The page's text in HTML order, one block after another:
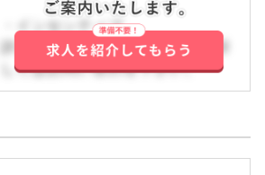
・インセンティブ
詳しくはお問い合わせ下さい。詳
しくはお問い合わせ下さい。